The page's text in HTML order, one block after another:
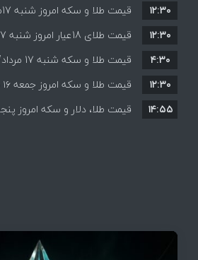
همه قیمت ها + جدول و جزئیات
۱۲:۳۰
قیمت + جدول و جزئیات
۱۲:۳۰
قیمت طلا و سکه شنبه 17 مرداد/ قیمت‌ها افزایشی
۴:۳۰
قیمت ها+ جدول و جزییات
۱۲:۳۰
۱۴:۵۵